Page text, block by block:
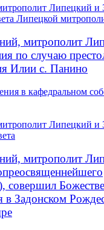
Липецкий и
Липецкой
митрополит
по случаю
Илии с. Панино
в кафедральном
Липецкий и
митрополит
совершил
в Задонском